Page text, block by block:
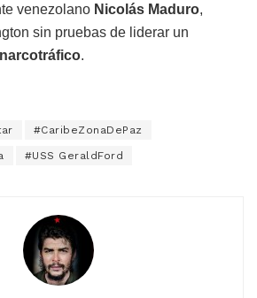
venezolano Nicolás Maduro,
sin pruebas de liderar un
.
#CaribeZonaDePaz
#USS GeraldFord